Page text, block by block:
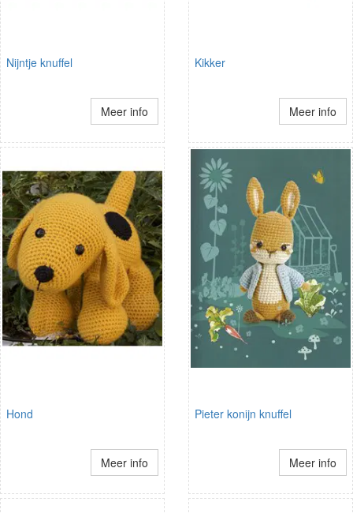
Nijntje knuffel
Meer info
Kikker
Meer info
Hond
Meer info
Pieter konijn knuffel
Meer info